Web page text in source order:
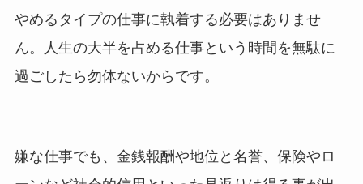
やめるタイプの仕事に執着する必要はありませ
ん。人生の大半を占める仕事という時間を無駄に
過ごしたら勿体ないからです。
嫌な仕事でも、金銭報酬や地位と名誉、保険やロ